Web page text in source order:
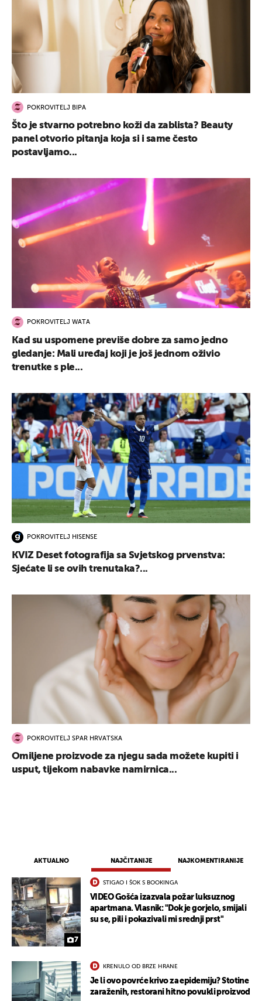
AKTUALNO NAJČITANIJE NAJKOMENTIRANIJE
7
STIGAO I ŠOK S BOOKINGA
VIDEO Gošća izazvala požar luksuznog
apartmana. Vlasnik: "Dok je gorjelo, smijali
su se, pili i pokazivali mi srednji prst"
KRENULO OD BRZE HRANE
Je li ovo povrće krivo za epidemiju? Stotine
zaraženih, restorani hitno povukli proizvod
POKROVITELJ BIPA
Što je stvarno potrebno koži da zablista? Beauty
panel otvorio pitanja koja si i same često
postavljamo...
POKROVITELJ WATA
Kad su uspomene previše dobre za samo jedno
gledanje: Mali uređaj koji je još jednom oživio
trenutke s ple...
POKROVITELJ HISENSE
KVIZ Deset fotografija sa Svjetskog prvenstva:
Sjećate li se ovih trenutaka?...
POKROVITELJ SPAR HRVATSKA
Omiljene proizvode za njegu sada možete kupiti i
usput, tijekom nabavke namirnica...